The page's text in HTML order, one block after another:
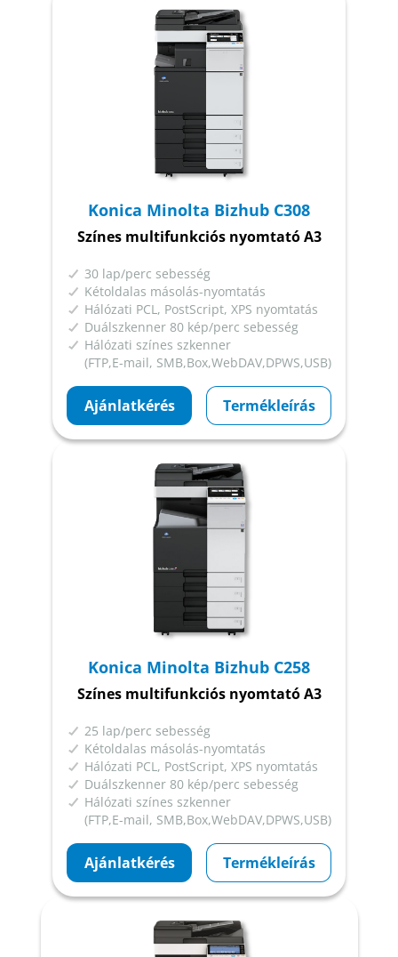
Konica Minolta Bizhub C308
Színes multifunkciós nyomtató A3
30 lap/perc sebesség
Kétoldalas másolás-nyomtatás
Hálózati PCL, PostScript, XPS nyomtatás
Duálszkenner 80 kép/perc sebesség
Hálózati színes szkenner
(FTP,E-mail, SMB,Box,WebDAV,DPWS,USB)
Ajánlatkérés Termékleírás
Konica Minolta Bizhub C258
Színes multifunkciós nyomtató A3
25 lap/perc sebesség
Kétoldalas másolás-nyomtatás
Hálózati PCL, PostScript, XPS nyomtatás
Duálszkenner 80 kép/perc sebesség
Hálózati színes szkenner
(FTP,E-mail, SMB,Box,WebDAV,DPWS,USB)
Ajánlatkérés Termékleírás